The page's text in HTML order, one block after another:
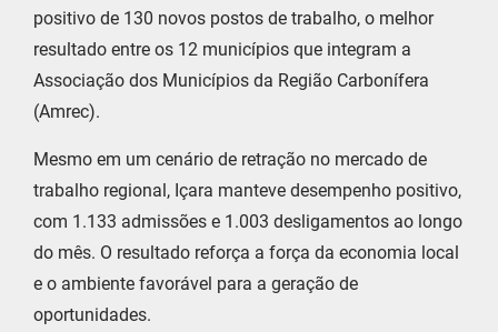
positivo de 130 novos postos de trabalho, o melhor
resultado entre os 12 municípios que integram a
Associação dos Municípios da Região Carbonífera
(Amrec).
Mesmo em um cenário de retração no mercado de
trabalho regional, Içara manteve desempenho positivo,
com 1.133 admissões e 1.003 desligamentos ao longo
do mês. O resultado reforça a força da economia local
e o ambiente favorável para a geração de
oportunidades.